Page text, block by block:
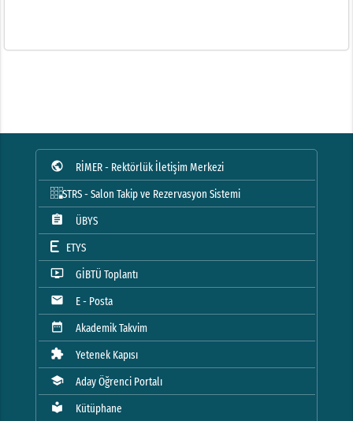
public
RİMER - Rektörlük İletişim Merkezi
STRS - Salon Takip ve Rezervasyon Sistemi
assignment
ÜBYS
ETYS
ondemand_video
GİBTÜ Toplantı
mail
E - Posta
date_range
Akademik Takvim
extension
Yetenek Kapısı
school
Aday Öğrenci Portalı
local_library
Kütüphane